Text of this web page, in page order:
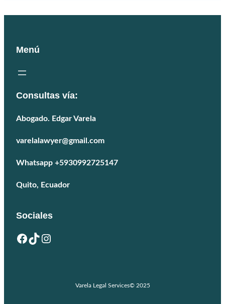
Menú
Consultas vía:
Abogado. Edgar Varela
varelalawyer@gmail.com
Whatsapp +5930992725147
Quito, Ecuador
Sociales
Facebook TikTok Instagram
Varela Legal Services© 2025